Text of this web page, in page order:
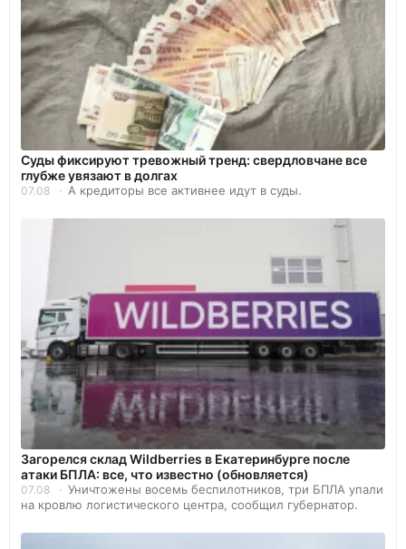
Суды фиксируют тревожный тренд: свердловчане все
глубже увязают в долгах
07.08 А кредиторы все активнее идут в суды.
Загорелся склад Wildberries в Екатеринбурге после
атаки БПЛА: все, что известно (обновляется)
07.08
Уничтожены восемь беспилотников, три БПЛА упали
на кровлю логистического центра, сообщил губернатор.